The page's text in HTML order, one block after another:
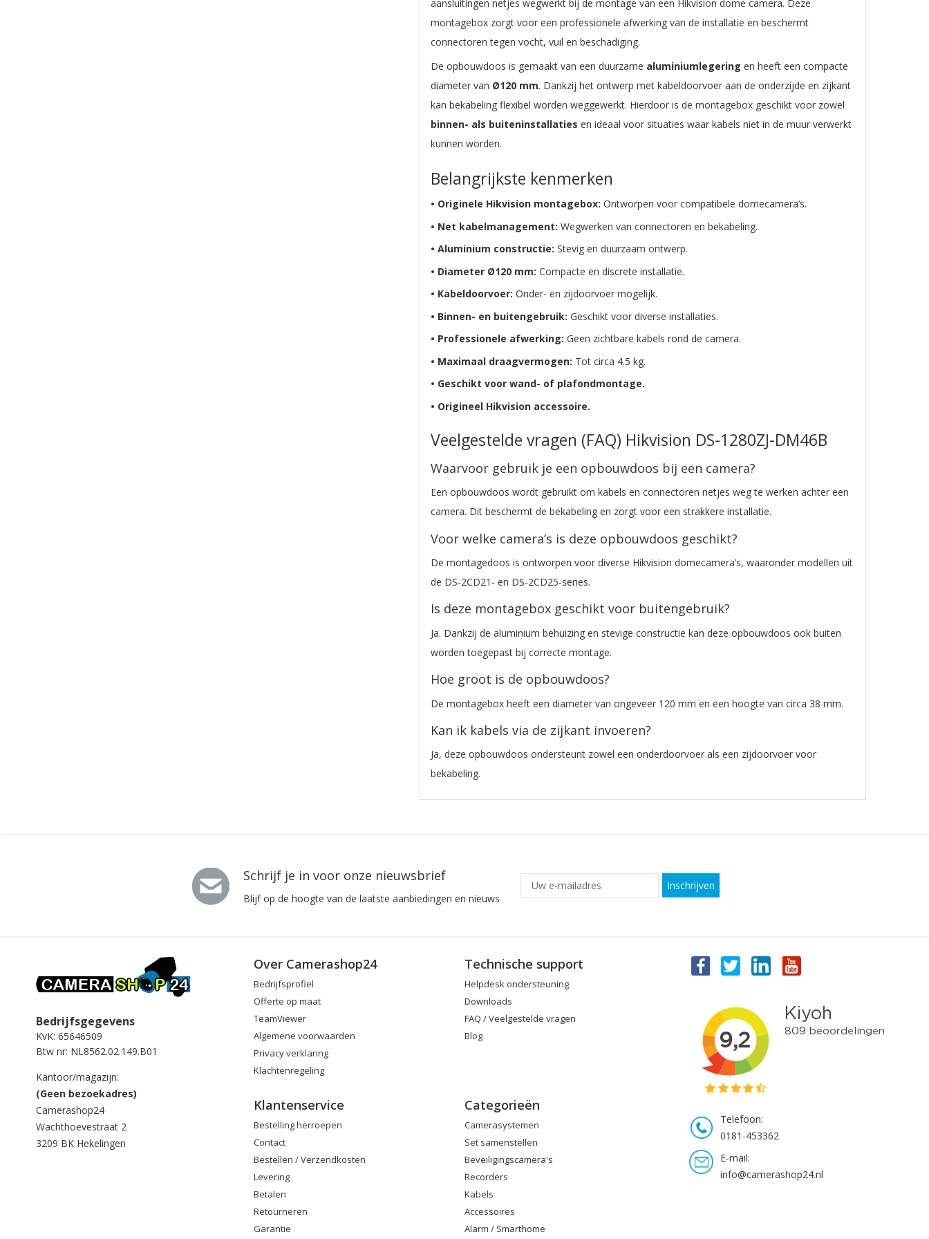
aansluitingen netjes wegwerkt bij de montage van een Hikvision dome camera. Deze
montagebox zorgt voor een professionele afwerking van de installatie en beschermt
connectoren tegen vocht, vuil en beschadiging.
De opbouwdoos is gemaakt van een duurzame aluminiumlegering en heeft een compacte
diameter van Ø120 mm. Dankzij het ontwerp met kabeldoorvoer aan de onderzijde en zijkant
kan bekabeling flexibel worden weggewerkt. Hierdoor is de montagebox geschikt voor zowel
binnen- als buiteninstallaties en ideaal voor situaties waar kabels niet in de muur verwerkt
kunnen worden.
Belangrijkste kenmerken
• Originele Hikvision montagebox: Ontworpen voor compatibele domecamera’s.
• Net kabelmanagement: Wegwerken van connectoren en bekabeling.
• Aluminium constructie: Stevig en duurzaam ontwerp.
• Diameter Ø120 mm: Compacte en discrete installatie.
• Kabeldoorvoer: Onder- en zijdoorvoer mogelijk.
• Binnen- en buitengebruik: Geschikt voor diverse installaties.
• Professionele afwerking: Geen zichtbare kabels rond de camera.
• Maximaal draagvermogen: Tot circa 4.5 kg.
• Geschikt voor wand- of plafondmontage.
• Origineel Hikvision accessoire.
Veelgestelde vragen (FAQ) Hikvision DS-1280ZJ-DM46B
Waarvoor gebruik je een opbouwdoos bij een camera?
Een opbouwdoos wordt gebruikt om kabels en connectoren netjes weg te werken achter een
camera. Dit beschermt de bekabeling en zorgt voor een strakkere installatie.
Voor welke camera’s is deze opbouwdoos geschikt?
De montagedoos is ontworpen voor diverse Hikvision domecamera’s, waaronder modellen uit
de DS-2CD21- en DS-2CD25-series.
Is deze montagebox geschikt voor buitengebruik?
Ja. Dankzij de aluminium behuizing en stevige constructie kan deze opbouwdoos ook buiten
worden toegepast bij correcte montage.
Hoe groot is de opbouwdoos?
De montagebox heeft een diameter van ongeveer 120 mm en een hoogte van circa 38 mm.
Kan ik kabels via de zijkant invoeren?
Ja, deze opbouwdoos ondersteunt zowel een onderdoorvoer als een zijdoorvoer voor
bekabeling.
Schrijf je in voor onze nieuwsbrief
Blijf op de hoogte van de laatste aanbiedingen en nieuws
Inschrijven
Bedrijfsgegevens
KvK: 65646509
Btw nr: NL8562.02.149.B01
Kantoor/magazijn:
(Geen bezoekadres)
Camerashop24
Wachthoevestraat 2
3209 BK Hekelingen
Over Camerashop24
Bedrijfsprofiel
Offerte op maat
TeamViewer
Algemene voorwaarden
Privacy verklaring
Klachtenregeling
Technische support
Helpdesk ondersteuning
Downloads
FAQ / Veelgestelde vragen
Blog
Klantenservice
Bestelling herroepen
Contact
Bestellen / Verzendkosten
Levering
Betalen
Retourneren
Garantie
Categorieën
Camerasystemen
Set samenstellen
Beveiligingscamera's
Recorders
Kabels
Accessoires
Alarm / Smarthome
Telefoon:
0181-453362
E-mail:
info@camerashop24.nl